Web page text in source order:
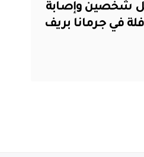
شخصين وإصابة
في جرمانا بريف